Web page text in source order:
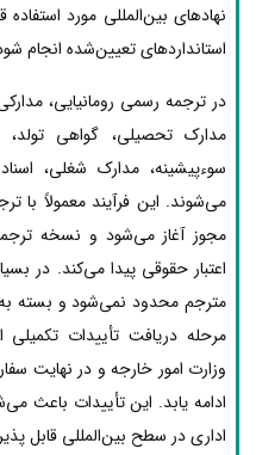
نهادهای بین‌المللی مورد
استانداردهای تعیین‌شده انجام
در ترجمه رسمی رومانیایی،
مدارک تحصیلی، گواهی
سوءپیشینه، مدارک شغلی،
می‌شوند. این فرآیند معمولاً با
مجوز آغاز می‌شود و نسخه
اعتبار حقوقی پیدا می‌کند. در
مترجم محدود نمی‌شود و بسته به
مرحله دریافت تأییدات
وزارت امور خارجه و در نهایت
ادامه یابد. این تأییدات باعث
اداری در سطح بین‌المللی قابل